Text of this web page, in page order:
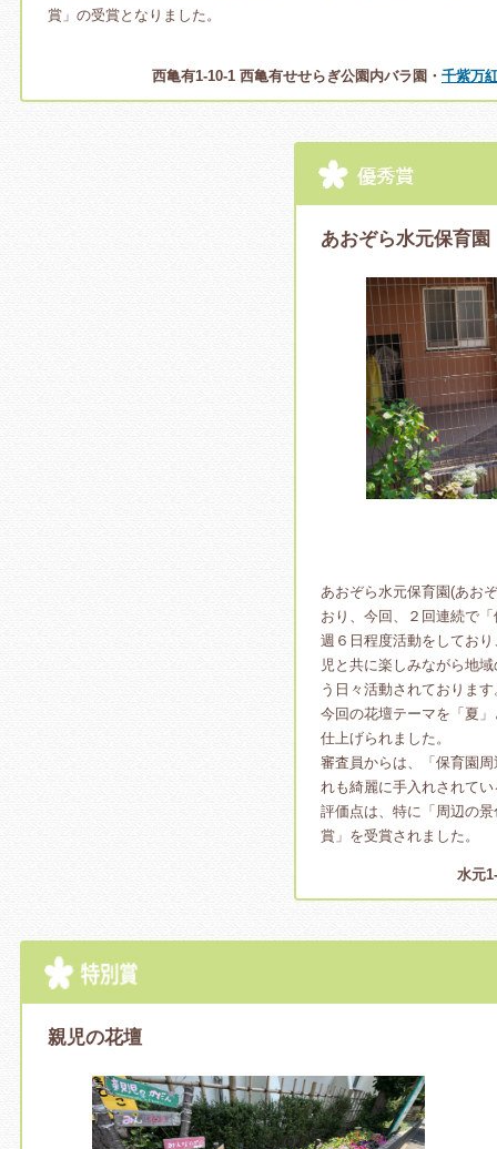
賞」の受賞となりました。
西亀有1-10-1 西亀有せせらぎ公園内バラ園・ 千紫万
あおぞら水元保育
あおぞら水元保育園(あお
おり、今回、２回連続で
週６日程度活動をしてお
児と共に楽しみながら地
う日々活動されております
今回の花壇テーマを「夏
仕上げられました。
審査員からは、「保育園
れも綺麗に手入れされて
評価点は、特に「周辺の
賞」を受賞されました。
水元
親児の花壇